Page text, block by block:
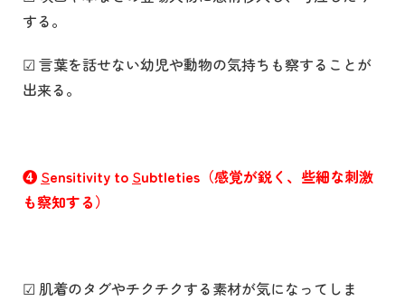
する。
☑ 言葉を話せない幼児や動物の気持ちも察することが
出来る。
❹ Sensitivity to Subtleties（感覚が鋭く、些細な刺激
も察知する）
☑ 肌着のタグやチクチクする素材が気になってしま